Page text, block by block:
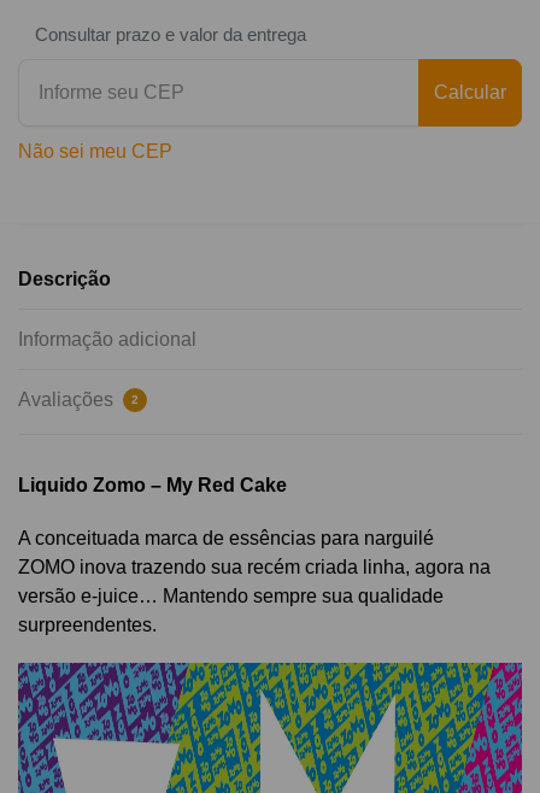
Consultar prazo e valor da entrega
Calcular
Não sei meu CEP
Descrição
Informação adicional
Avaliações 2
Liquido Zomo – My Red Cake
A conceituada marca de essências para narguilé
ZOMO inova trazendo sua recém criada linha, agora na
versão e-juice… Mantendo sempre sua qualidade
surpreendentes.